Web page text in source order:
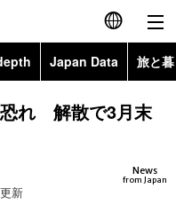
English
简体字
Japan Data 旅と
Topics
恐れ 解散で3月末
News
from Japan
更新